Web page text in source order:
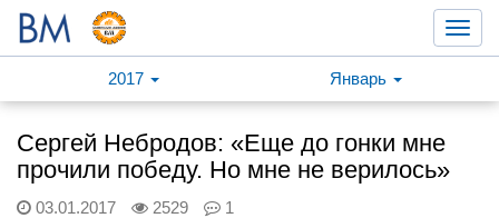
2017
Январь
Сергей Небродов: «Еще до гонки мне
прочили победу. Но мне не верилось»
03.01.2017 2529
1